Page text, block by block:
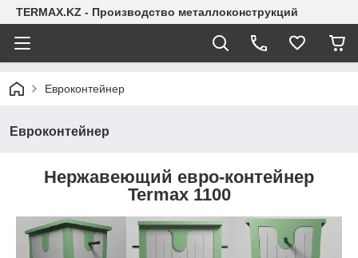
TERMAX.KZ - Производство металлоконструкций
Евроконтейнер
Евроконтейнер
Нержавеющий евро-контейнер
Termax 1100